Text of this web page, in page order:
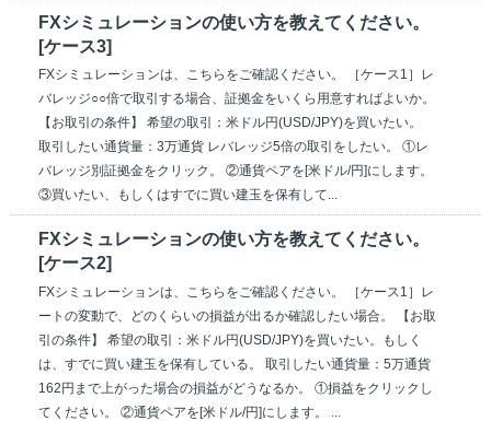
FXシミュレーションの使い方を教えてください。
[ケース3]
FXシミュレーションは、こちらをご確認ください。 ［ケース1］レ
バレッジ○○倍で取引する場合、証拠金をいくら用意すればよいか。
【お取引の条件】 希望の取引：米ドル円(USD/JPY)を買いたい。
取引したい通貨量：3万通貨 レバレッジ5倍の取引をしたい。 ①レ
バレッジ別証拠金をクリック。 ②通貨ペアを[米ドル/円]にします。
③買いたい、もしくはすでに買い建玉を保有して...
FXシミュレーションの使い方を教えてください。
[ケース2]
FXシミュレーションは、こちらをご確認ください。 ［ケース1］レ
ートの変動で、どのくらいの損益が出るか確認したい場合。 【お取
引の条件】 希望の取引：米ドル円(USD/JPY)を買いたい。もしく
は、すでに買い建玉を保有している。 取引したい通貨量：5万通貨
162円まで上がった場合の損益がどうなるか。 ①損益をクリックし
てください。 ②通貨ペアを[米ドル/円]にします。 ...